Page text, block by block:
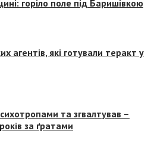
горіло поле під Баришівкою
агентів, які готували теракт у
та згвалтував –
за ґратами